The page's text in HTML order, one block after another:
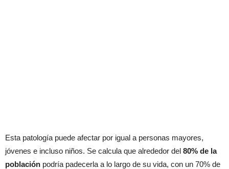
Esta patología puede afectar por igual a personas mayores,
jóvenes e incluso niños. Se calcula que alrededor del 80% de la
población podría padecerla a lo largo de su vida, con un 70% de